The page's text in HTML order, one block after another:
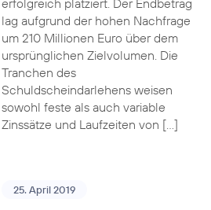
erfolgreich platziert. Der Endbetrag
lag aufgrund der hohen Nachfrage
um 210 Millionen Euro über dem
ursprünglichen Zielvolumen. Die
Tranchen des
Schuldscheindarlehens weisen
sowohl feste als auch variable
Zinssätze und Laufzeiten von […]
25. April 2019